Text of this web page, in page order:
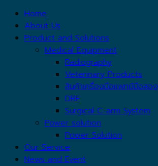
Home
About Us
Product and Solutions
Medical Equipment
Radiography
Veterinary Products
สินค้าเครื่องมือแพทย์มือสอง
DRF
Surgical C-arm System
Power solution
Power Solution
Our Service
News and Event